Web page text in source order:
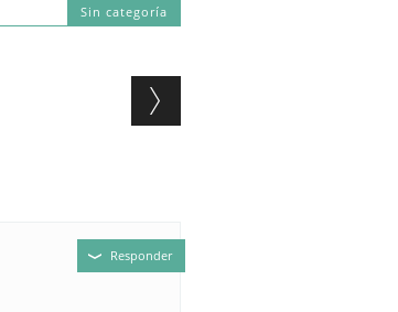
Sin categoría
Responder